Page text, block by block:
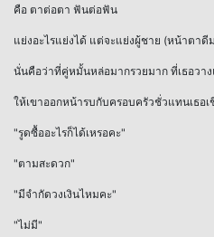
คือ ตาต่อตา ฟันต่อฟัน
แย่งอะไรแย่งได้ แต่จะแย่งผู้ชาย (หน้าตา
นั่นคือว่าที่คู่หมั้นหล่อมากรวยมาก ที่เธอวาง
ให้เขาออกหน้ารบกับครอบครัวชั่วแทนเธอเ
"รูดซื้ออะไรก็ได้เหรอคะ"
"ตามสะดวก"
"มีจำกัดวงเงินไหมคะ"
"ไม่มี"